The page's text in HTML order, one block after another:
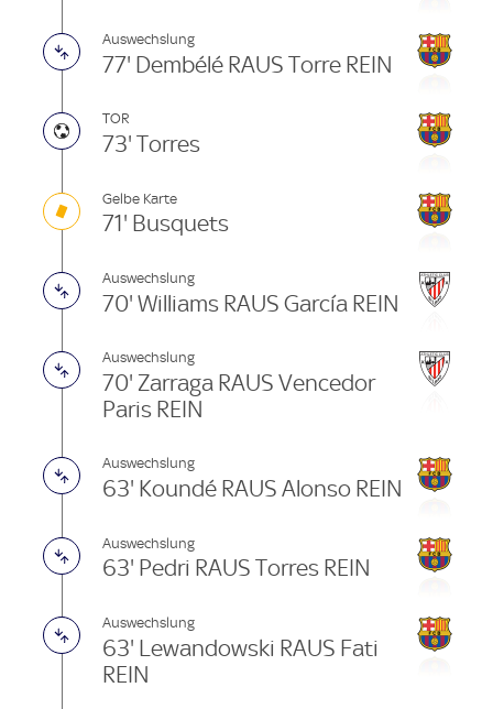
Auswechslung
77' Dembélé RAUS Torre REIN
TOR
73' Torres
Gelbe Karte
71' Busquets
Auswechslung
70' Williams RAUS García REIN
Auswechslung
70' Zarraga RAUS Vencedor
Paris REIN
Auswechslung
63' Koundé RAUS Alonso REIN
Auswechslung
63' Pedri RAUS Torres REIN
Auswechslung
63' Lewandowski RAUS Fati
REIN